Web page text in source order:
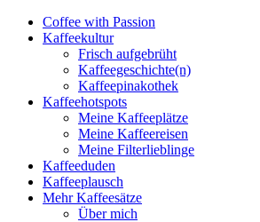
Coffee with Passion
Kaffeekultur
Frisch aufgebrüht
Kaffeegeschichte(n)
Kaffeepinakothek
Kaffeehotspots
Meine Kaffeeplätze
Meine Kaffeereisen
Meine Filterlieblinge
Kaffeeduden
Kaffeeplausch
Mehr Kaffeesätze
Über mich